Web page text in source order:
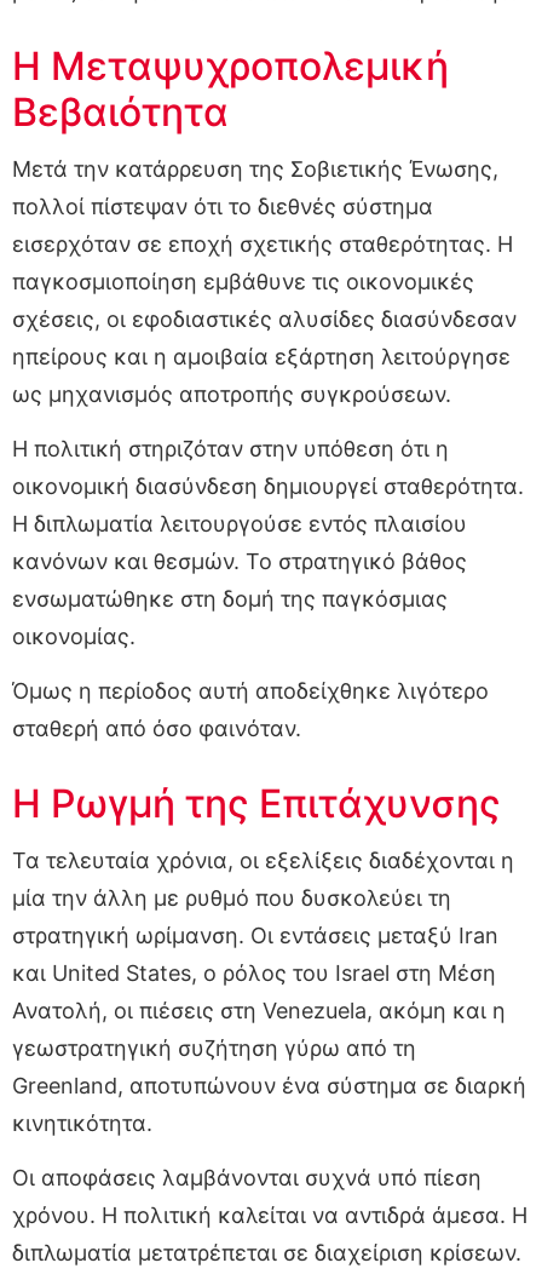
Η Μεταψυχροπολεμική
Βεβαιότητα
Μετά την κατάρρευση της Σοβιετικής Ένωσης,
πολλοί πίστεψαν ότι το διεθνές σύστημα
εισερχόταν σε εποχή σχετικής σταθερότητας. Η
παγκοσμιοποίηση εμβάθυνε τις οικονομικές
σχέσεις, οι εφοδιαστικές αλυσίδες διασύνδεσαν
ηπείρους και η αμοιβαία εξάρτηση λειτούργησε
ως μηχανισμός αποτροπής συγκρούσεων.
Η πολιτική στηριζόταν στην υπόθεση ότι η
οικονομική διασύνδεση δημιουργεί σταθερότητα.
Η διπλωματία λειτουργούσε εντός πλαισίου
κανόνων και θεσμών. Το στρατηγικό βάθος
ενσωματώθηκε στη δομή της παγκόσμιας
οικονομίας.
Όμως η περίοδος αυτή αποδείχθηκε λιγότερο
σταθερή από όσο φαινόταν.
Η Ρωγμή της Επιτάχυνσης
Τα τελευταία χρόνια, οι εξελίξεις διαδέχονται η
μία την άλλη με ρυθμό που δυσκολεύει τη
στρατηγική ωρίμανση. Οι εντάσεις μεταξύ Iran
και United States, ο ρόλος του Israel στη Μέση
Ανατολή, οι πιέσεις στη Venezuela, ακόμη και η
γεωστρατηγική συζήτηση γύρω από τη
Greenland, αποτυπώνουν ένα σύστημα σε διαρκή
κινητικότητα.
Οι αποφάσεις λαμβάνονται συχνά υπό πίεση
χρόνου. Η πολιτική καλείται να αντιδρά άμεσα. Η
διπλωματία μετατρέπεται σε διαχείριση κρίσεων.